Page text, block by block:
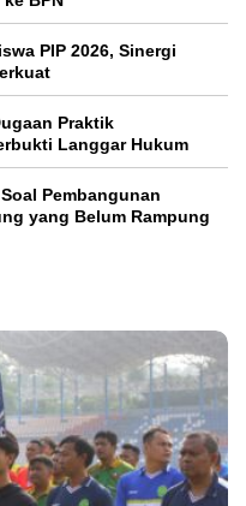
PIP 2026, Sinergi
Praktik
Langgar Hukum
Pembangunan
yang Belum Rampung